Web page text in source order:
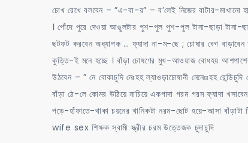
চোখ রেখে বলবেন – ”এ-বা-র” – ব’লেই নিজের বাটার-মাখানো
। পোঁদে পুরে দেওয়া আঙুলটার পুশ-পুল পুশ-পুল টানা-ছাড়া
ছটফট করবেন অধ্যাপক … ফ্যাদা না-ম-ছে ; চোষার বেগ বাড়াবেন
কুত্তি-ই মনে হচ্ছে । বাঁড়া চোষণের মুখ-আওয়াজ বোধহয়
উঠবেন – ” নে বোকাচুদি নেঃহহ ল্যাওড়াচোষানী নেনেঃঃহহ
বাঁড়া ঠে-লে কোমর উঠিয়ে নাচিয়ে একগাদা গরম গরম ফ্যাদা
পড়ে-হাঁফাতে-থাকা চয়নের খানিকটা নরম-ছোট হয়ে-আসা
wife sex শিক্ষক স্বামী স্ত্রীর চরম উত্তেজক চুদাচুদি